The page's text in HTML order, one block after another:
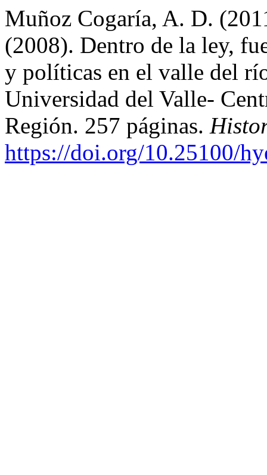
Muñoz Cogaría, A. D.
(2008). Dentro de la ley,
y políticas en el valle del
Universidad del Valle-
Región. 257 páginas.
https://doi.org/10.25100/